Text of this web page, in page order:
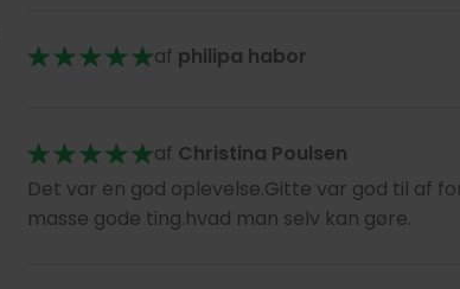
af philipa habor
af Christina Poulsen
Det var en god oplevelse.Gitte var god til af
masse gode ting.hvad man selv kan gøre.